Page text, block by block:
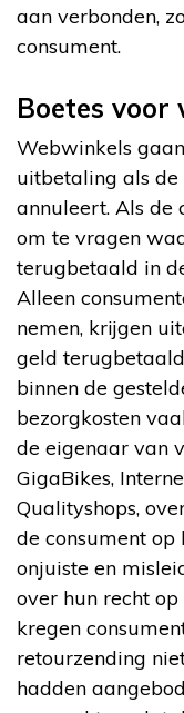
aan verbonden,
consument.
Boetes voor
Webwinkels
uitbetaling als de
annuleert. Als de
om te vragen
terugbetaald in
Alleen
nemen, krijgen
geld
binnen de
bezorgkosten
de eigenaar van
GigaBikes,
Qualityshops,
de consument op
onjuiste en
over hun recht
kregen
retourzending
hadden